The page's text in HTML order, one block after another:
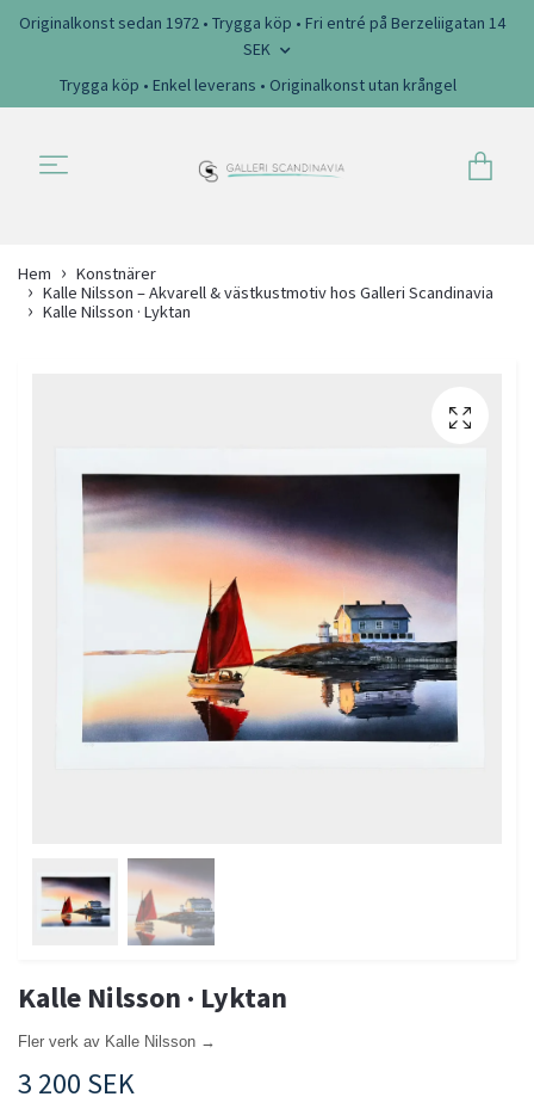
Originalkonst sedan 1972 • Trygga köp • Fri entré på Berzeliigatan 14
SEK
Trygga köp • Enkel leverans • Originalkonst utan krångel
Hem
Konstnärer
Kalle Nilsson – Akvarell & västkustmotiv hos Galleri Scandinavia
Kalle Nilsson · Lyktan
Kalle Nilsson · Lyktan
Fler verk av Kalle Nilsson →
3 200 SEK